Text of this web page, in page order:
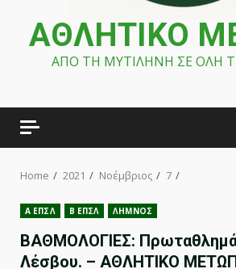
ΑΘΛΗΤΙΚΟ
ΑΠΟ ΤΗ ΜΥΤΙΛΗΝΗ ΣΕ ΟΛΗ
Home 2021 Νοέμβριος 7
Α ΕΠΣΛ Β ΕΠΣΛ ΛΗΜΝΟΣ
ΒΑΘΜΟΛΟΓΙΕΣ:
Λέσβου. – ΑΘΛΗΤΙΚΟ